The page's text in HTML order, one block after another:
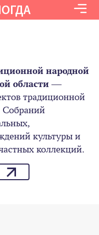
народной
области—
традиционной
Собраний
культуры и
коллекций.